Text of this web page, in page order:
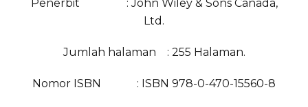
Penerbit
: John Wiley & Sons Canada,
Ltd.
Jumlah halaman : 255 Halaman.
Nomor ISBN : ISBN 978-0-470-15560-8